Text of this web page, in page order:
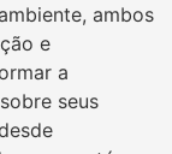
ambos
e
a
seus